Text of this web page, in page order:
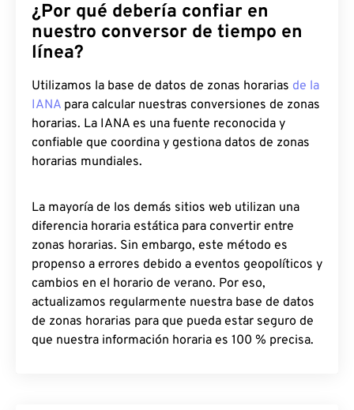
¿Por qué debería confiar en
nuestro conversor de tiempo en
línea?
Utilizamos la base de datos de zonas horarias de la
IANA para calcular nuestras conversiones de zonas
horarias. La IANA es una fuente reconocida y
confiable que coordina y gestiona datos de zonas
horarias mundiales.
La mayoría de los demás sitios web utilizan una
diferencia horaria estática para convertir entre
zonas horarias. Sin embargo, este método es
propenso a errores debido a eventos geopolíticos y
cambios en el horario de verano. Por eso,
actualizamos regularmente nuestra base de datos
de zonas horarias para que pueda estar seguro de
que nuestra información horaria es 100 % precisa.